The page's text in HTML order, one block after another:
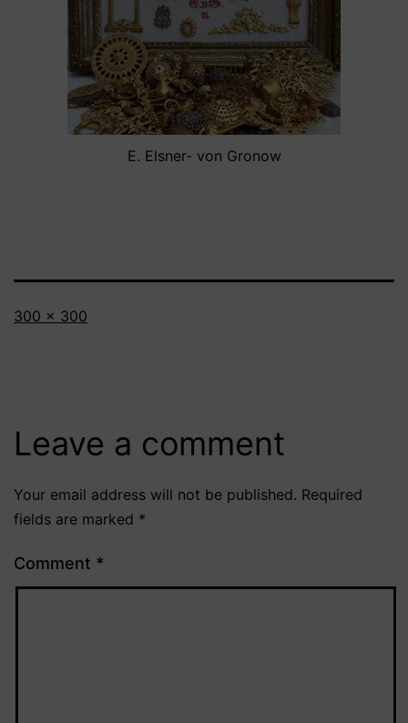
E. Elsner- von Gronow
Full
300 × 300
Leave a comment
Your email address will not be published. Required
fields are marked *
Comment *